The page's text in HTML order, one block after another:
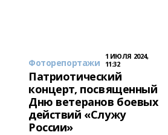
Фоторепортажи
1 ИЮЛЯ 2024,
11:32
Патриотический
концерт, посвященный
Дню ветеранов боевых
действий «Служу
России»